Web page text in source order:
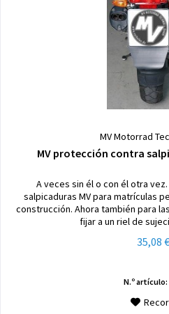
MV Motorrad
MV protección contra
A veces sin él o con él otra
salpicaduras MV para matrículas
construcción. Ahora también para
fijar a un riel de
35,08
N.º artículo: